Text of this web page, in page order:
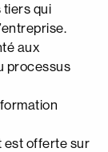
tiers qui
aux
processus
est offerte sur